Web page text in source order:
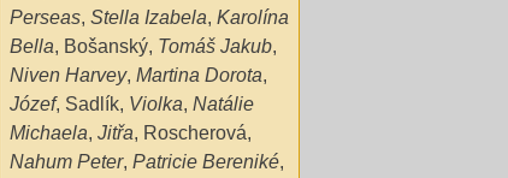
Perseas, Stella Izabela, Karolína
Bella, Bošanský, Tomáš Jakub,
Niven Harvey, Martina Dorota,
Józef, Sadlík, Violka, Natálie
Michaela, Jitřa, Roscherová,
Nahum Peter, Patricie Bereniké,